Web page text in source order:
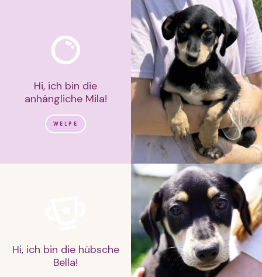
Hi, ich bin die
anhängliche Mila!
WELPE
Hi, ich bin die hübsche
Bella!